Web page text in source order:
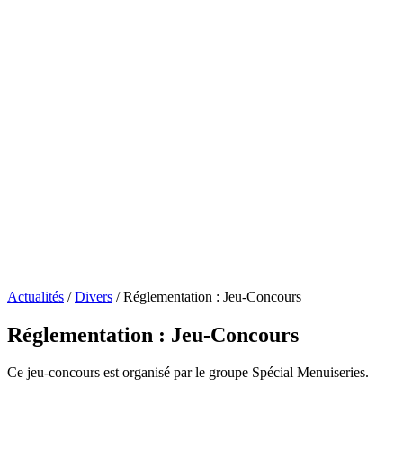
Actualités / Divers / Réglementation : Jeu-Concours
Réglementation : Jeu-Concours
Ce jeu-concours est organisé par le groupe Spécial Menuiseries.